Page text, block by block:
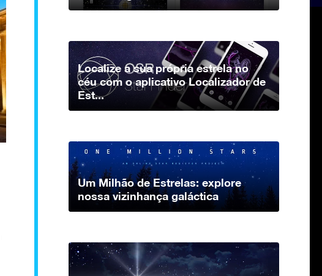
Localize a sua própria estrela no
céu com o aplicativo Localizador de
Est...
Um Milhão de Estrelas: explore
nossa vizinhança galáctica